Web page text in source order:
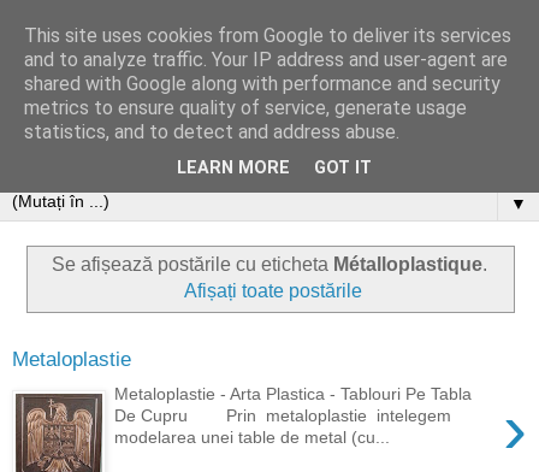
▼
Se afișează postările cu eticheta Métalloplastique.
Afișați toate postările
Metaloplastie
›
Metaloplastie - Arta Plastica - Tablouri Pe Tabla
De Cupru Prin metaloplastie intelegem
modelarea unei table de metal (cu...
This site uses cookies from Google to deliver its services
and to analyze traffic. Your IP address and user-agent are
shared with Google along with performance and security
metrics to ensure quality of service, generate usage
statistics, and to detect and address abuse.
LEARN MORE GOT IT